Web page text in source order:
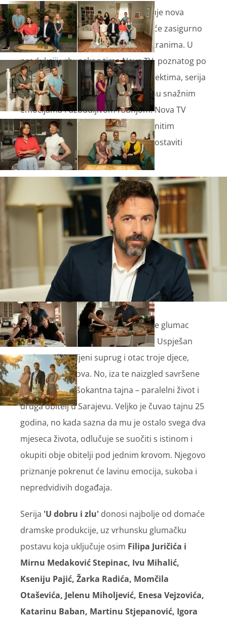
Ove jeseni gledatelje Nove TV očekuje nova
dramska serija'U dobru i zlu'koja će zasigurno
okupiti čitave obitelji pred malim ekranima. U
produkciji vrhunskog tima Nove TV, poznatog po
dugogodišnjem iskustvu na hit projektima, serija
donosi nezaboravnu priču ispunjenu snažnim
emocijama i uzbudljivom radnjom. Nova TV
uskoro donosi priču inspiriranu istinitim
događajem, priču koja nikoga neće ostaviti
ravnodušnim.
Veljko Srića, kojeg u seriji utjelovljuje glumac
Filip Juričić, je čovjek kojeg svi vole. Uspješan
poduzetnik, voljeni suprug i otac troje djece,
vodi život iz snova. No, iza te naizgled savršene
fasade krije se šokantna tajna – paralelni život i
druga obitelj u Sarajevu. Veljko je čuvao tajnu 25
godina, no kada sazna da mu je ostalo svega dva
mjeseca života, odlučuje se suočiti s istinom i
okupiti obje obitelji pod jednim krovom. Njegovo
priznanje pokrenut će lavinu emocija, sukoba i
nepredvidivih događaja.
Serija 'U dobru i zlu' donosi najbolje od domaće
dramske produkcije, uz vrhunsku glumačku
postavu koja uključuje osim Filipa Juričića i
Mirnu Medaković Stepinac, Ivu Mihalić,
Kseniju Pajić, Žarka Radića, Momčila
Otaševića, Jelenu Miholjević, Enesa Vejzovića,
Katarinu Baban, Martinu Stjepanović, Igora